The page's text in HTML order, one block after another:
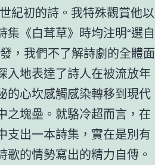
紀初的詩。我特殊觀賞他以
《白茸草》時均注明“選自
，我們不了解詩劇的全體面
入地表達了詩人在被流放年
的心坎感觸感染轉移到現代
之塊壘。就駱冷超而言，在
支出一本詩集，實在是別有
的情勢寫出的精力自傳。